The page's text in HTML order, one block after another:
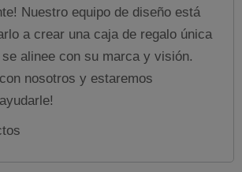
Nuestro equipo de diseño está
a crear una caja de regalo única
alinee con su marca y visión.
nosotros y estaremos